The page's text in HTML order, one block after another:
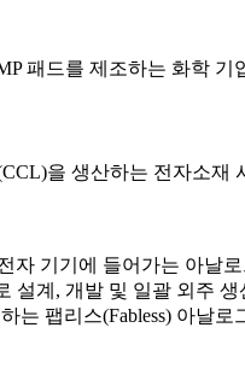
패드를 제조하는 화학 기
을 생산하는 전자소재
자 기기에 들어가는 아날로
설계, 개발 및 일괄 외주 생
는 팹리스(Fabless) 아날로